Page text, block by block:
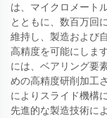
は、マイクロメート
とともに、数百万回
維持し、製造および
高精度を可能にしま
には、ベアリング要
めの高精度研削加工
によりスライド機構
先進的な製造技術に